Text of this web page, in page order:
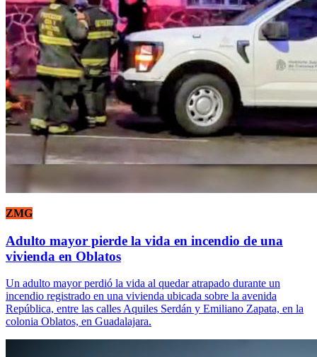
ZMG
Adulto mayor pierde la vida en incendio de una
vivienda en Oblatos
Un adulto mayor perdió la vida al quedar atrapado durante un
incendio registrado en una vivienda ubicada sobre la avenida
República, entre las calles Aquiles Serdán y Emiliano Zapata, en la
colonia Oblatos, en Guadalajara.